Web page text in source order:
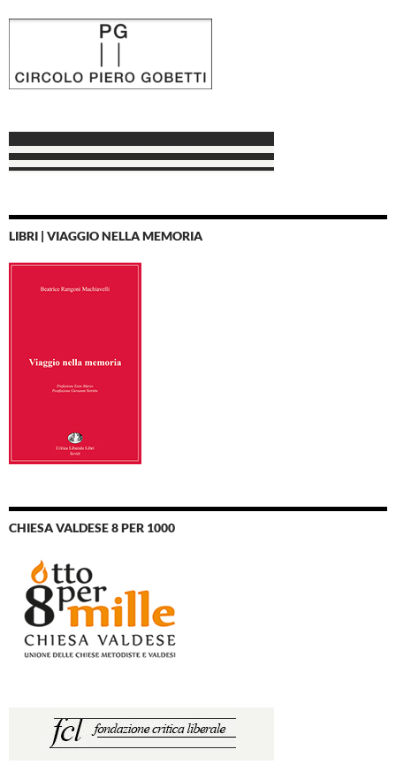
LIBRI | VIAGGIO NELLA MEMORIA
CHIESA VALDESE 8 PER 1000